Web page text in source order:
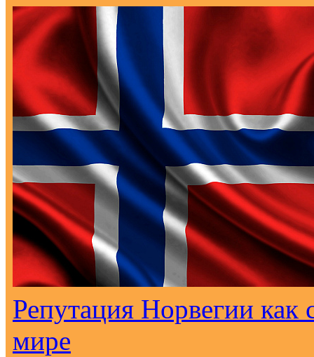
Репутация Норвегии как
мире